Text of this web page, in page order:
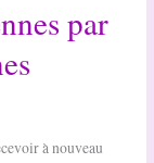
par
à nouveau